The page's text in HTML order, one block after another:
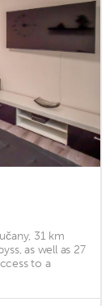
31 km
as well as 27
to a